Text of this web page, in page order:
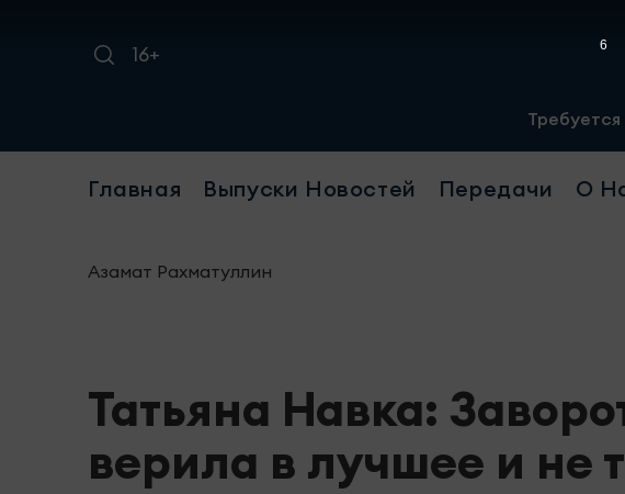
16+
Требуется уборщица(-
Главная Выпуски Новостей Передачи О
Азамат Рахматуллин
Татьяна Навка:
верила в лучшее и не
4